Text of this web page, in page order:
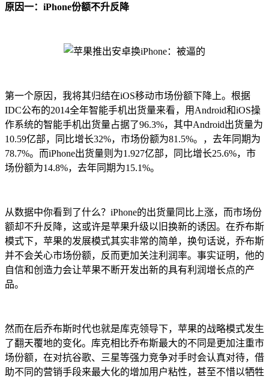
原因一：iPhone份额不升反降
第一个原因，我将其归结在iOS移动市场份额下降上。根据
IDC公布的2014全年智能手机出货量来看，用Android和iOS操
作系统的智能手机出货量占据了96.3%，其中Android出货量为
10.59亿部，同比增长32%，市场份额为81.5%。，去年同期为
78.7%。而iPhone出货量则为1.927亿部，同比增长25.6%，市
场份额为14.8%，去年同期为15.1%。
从数据中你看到了什么？iPhone的出货量同比上涨，而市场份
额却不升反降，这或许是苹果升级以旧换新的诱因。在乔布斯
模式下，苹果的发展模式其实非常的简单，换句话说，乔布斯
并不会关心市场份额，反而更加关注利润率。事实证明，他的
自信和创造力会让苹果不断开发出新的具有利润增长点的产
品。
然而在后乔布斯时代也就是库克领导下，苹果的战略模式发生
了翻天覆地的变化。库克相比乔布斯最大的不同是更加注重市
场份额，在对抗谷歌、三星等强力竞争对手时会认真对待，借
助不同的营销手段来最大化的增加用户粘性，甚至不惜以牺牲